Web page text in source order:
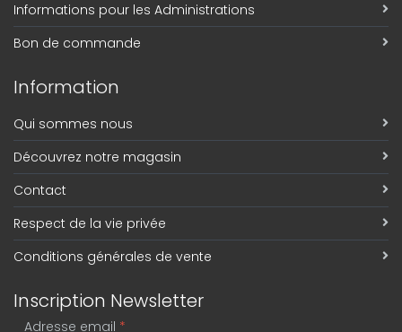
Informations pour les Administrations
Bon de commande
Information
Qui sommes nous
Découvrez notre magasin
Contact
Respect de la vie privée
Conditions générales de vente
Inscription Newsletter
Adresse email *